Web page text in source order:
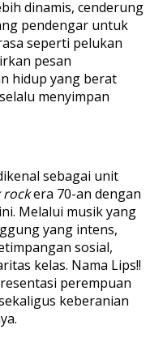
dinamis, cenderung
pendengar untuk
seperti pelukan
pesan
hidup yang berat
menyimpan
sebagai unit
rockera 70-an dengan
Melalui musik yang
yang intens,
sosial,
kelas. Nama Lips!!
perempuan
keberanian